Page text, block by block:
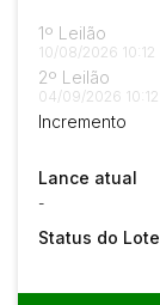
1º Leilão
10/08/2026 10:12
2º Leilão
04/09/2026 10:12
Incremento
Lance atual
-
Status do Lote